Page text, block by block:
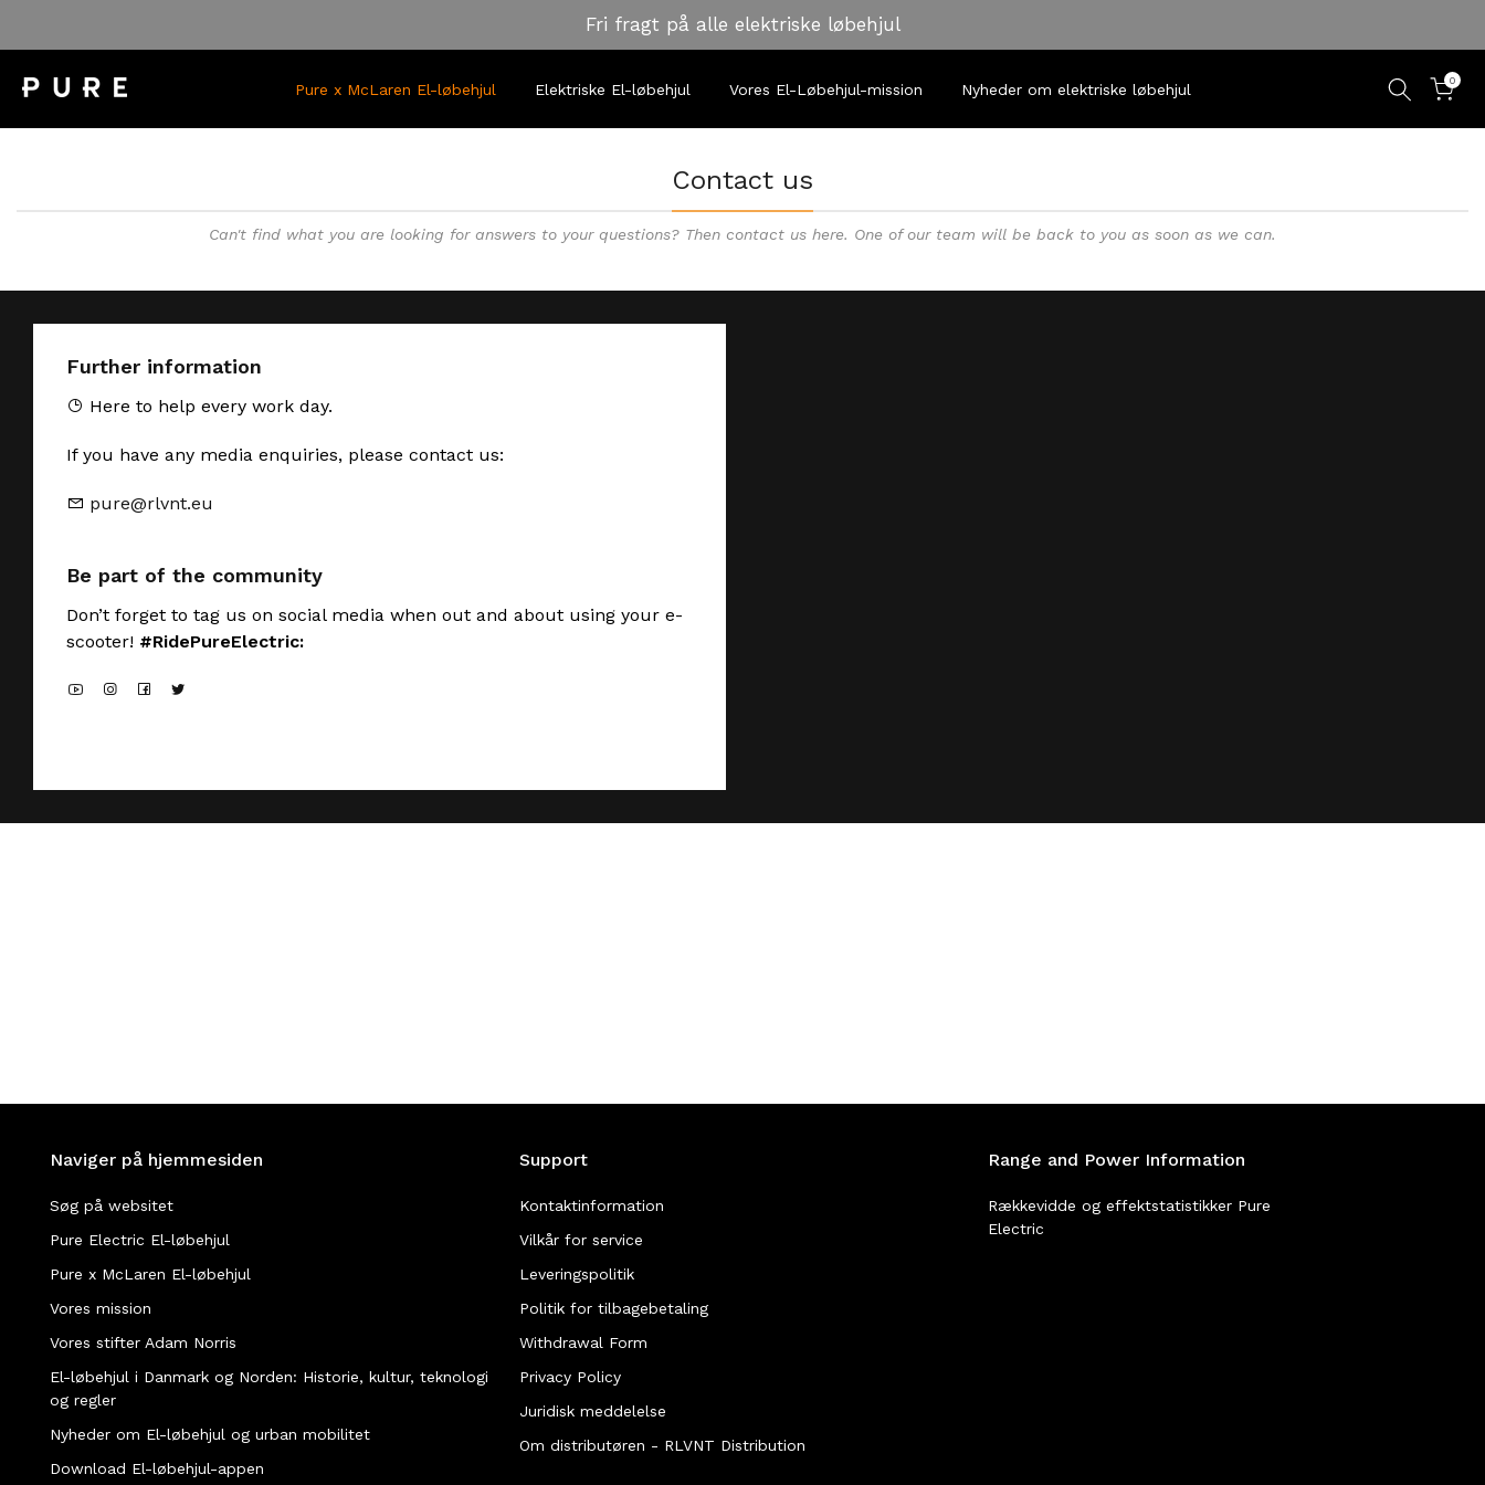
to
content
Fri fragt på alle elektriske løbehjul
Pure x McLaren El-løbehjul Elektriske El-løbehjul Vores El-Løbehjul-mission Nyheder om elektriske løbehjul
0
Contact us
Can't find what you are looking for answers to your questions? Then contact us here. One of our team will be back to you as soon as we can.
Further information
Here to help every work day.
If you have any media enquiries, please contact us:
pure@rlvnt.eu
Be part of the community
Don’t forget to tag us on social media when out and about using your e-
scooter! #RidePureElectric:
Naviger på hjemmesiden
Søg på websitet
Pure Electric El-løbehjul
Pure x McLaren El-løbehjul
Vores mission
Vores stifter Adam Norris
El-løbehjul i Danmark og Norden: Historie, kultur, teknologi
og regler
Nyheder om El-løbehjul og urban mobilitet
Download El-løbehjul-appen
Support
Kontaktinformation
Vilkår for service
Leveringspolitik
Politik for tilbagebetaling
Withdrawal Form
Privacy Policy
Juridisk meddelelse
Om distributøren - RLVNT Distribution
Range and Power Information
Rækkevidde og effektstatistikker Pure
Electric